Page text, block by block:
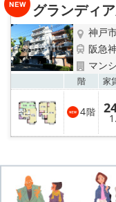
地図から探す
店舗情報·アクセス
会社概要
メールでお問い合わ
グランディ
神戸
阪急
マン
階 家
4階